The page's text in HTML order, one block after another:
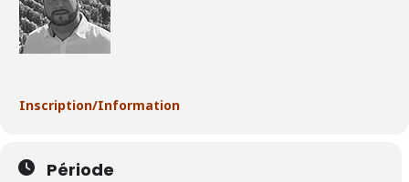
Inscription/Information
Période